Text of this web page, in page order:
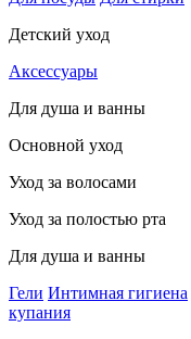
Детский уход
Аксессуары
Для душа и ванны
Основной уход
Уход за волосами
Уход за полостью рта
Для душа и ванны
Гели Интимная гигиена
купания